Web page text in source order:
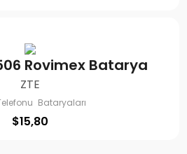
Rovimex Batarya
ZTE
Bataryaları
$15,80